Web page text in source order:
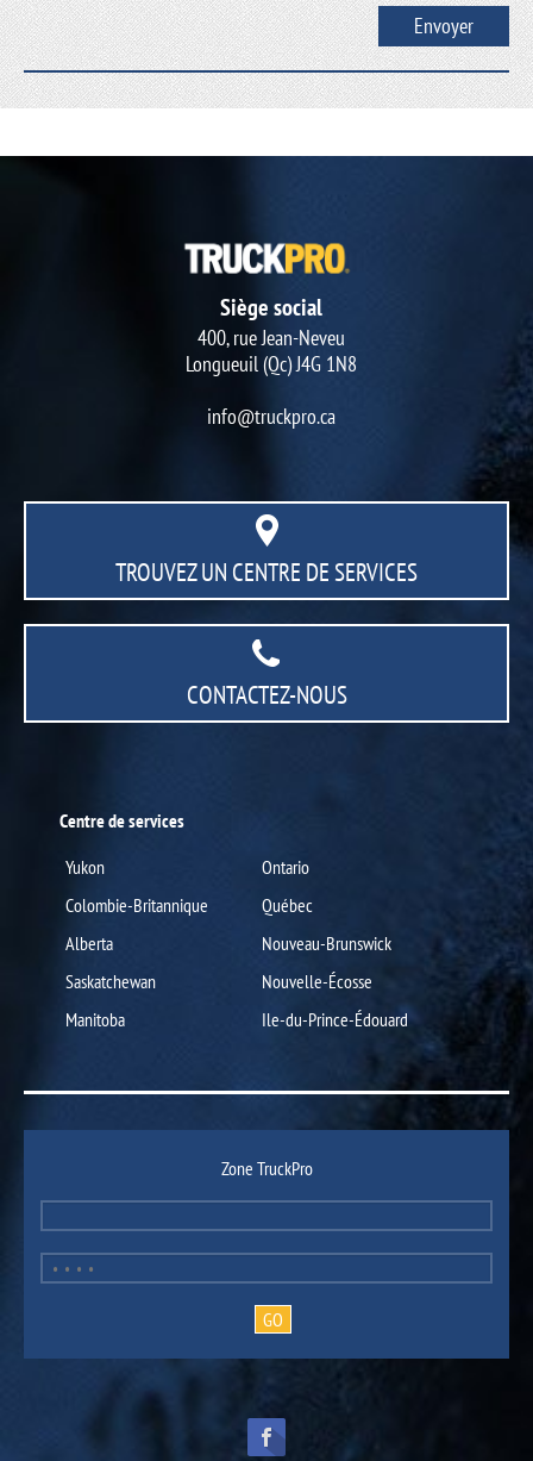
Siège social
400, rue Jean-Neveu
Longueuil (Qc) J4G 1N8
info@truckpro.ca
TROUVEZ UN CENTRE DE SERVICES
CONTACTEZ-NOUS
Centre de services
Yukon
Colombie-Britannique
Alberta
Saskatchewan
Manitoba
Ontario
Québec
Nouveau-Brunswick
Nouvelle-Écosse
Ile-du-Prince-Édouard
Zone TruckPro